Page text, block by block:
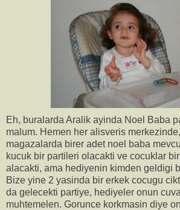
Eh, buralarda Aralik ayinda Noel Baba
malum. Hemen her alisveris
magazalarda birer adet noel baba
kucuk bir partileri olacakti ve cocuklar
alacakti, ama hediyenin kimden geldigi
Bize yine 2 yasinda bir erkek cocugu
da gelecekti partiye, hediyeler onun
muhtemelen. Gorunce korkmasin diye